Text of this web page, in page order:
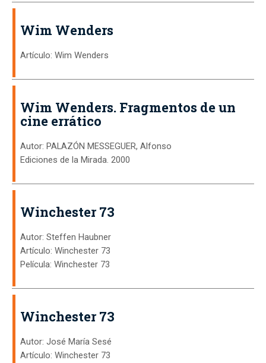
Wim Wenders
Artículo: Wim Wenders
Wim Wenders. Fragmentos de un
cine errático
Autor: PALAZÓN MESSEGUER, Alfonso
Ediciones de la Mirada. 2000
Winchester 73
Autor: Steffen Haubner
Artículo: Winchester 73
Película: Winchester 73
Winchester 73
Autor: José María Sesé
Artículo: Winchester 73